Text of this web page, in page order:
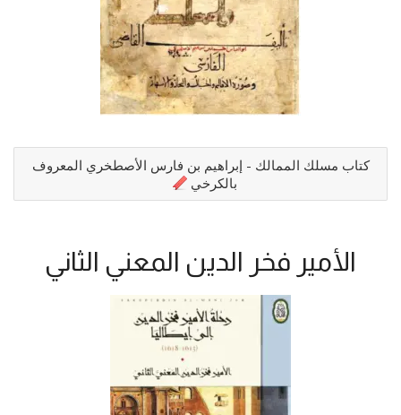
كتاب مسلك الممالك - إبراهيم بن فارس الأصطخري المعروف
بالكرخي
الأمير فخر الدين المعني الثاني